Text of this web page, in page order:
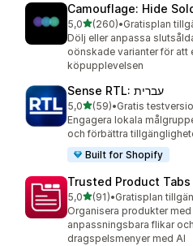
Camouflage: Hide
5,0av 5 stjärnor
(260)
260 recensioner totalt
•Gratisplan
Dölj eller anpassa
oönskade varianter för att
köpupplevelsen
Sense RTL: עברית
5,0av 5 stjärnor
(59)
59 recensioner totalt
•Gratis
Engagera lokala
och förbättra
Built for Shopify
Trusted Product Tabs
5,0av 5 stjärnor
(91)
91 recensioner totalt
•Gratisplan
Organisera produkter med
anpassningsbara flikar och
dragspelsmenyer med AI